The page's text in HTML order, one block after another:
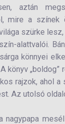
aztán
mire a színek
szürke
alattvalói.
könnyei
könyv
rajzok, ahol
Az utolsó
nagypapa